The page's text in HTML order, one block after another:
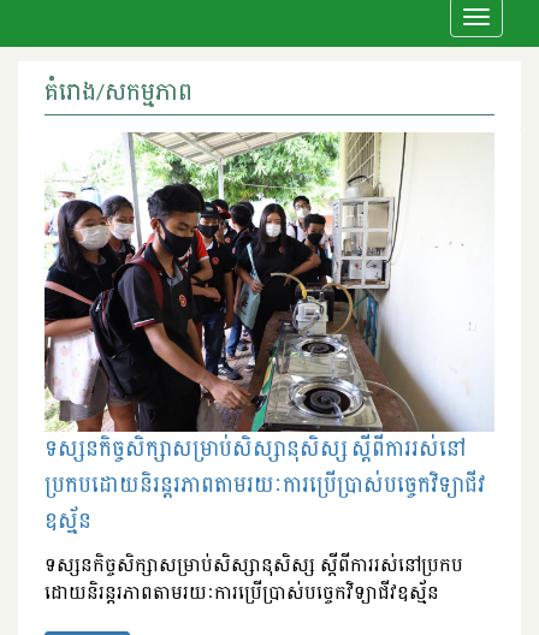
Toggle
គំរោង/សកម្មភាព
ទស្សនកិច្ចសិក្សាសម្រាប់សិស្សានុសិស្ស ​ស្តីពី​ការរស់នៅ
ប្រកបដោយនិរន្តរភាពតាមរយៈការប្រើប្រាស់បច្ចេកវិទ្យាជីវ
ឧស្ម័ន
ទស្សនកិច្ចសិក្សាសម្រាប់សិស្សានុសិស្ស ​ស្តីពី​ការរស់នៅប្រកប
ដោយនិរន្តរភាពតាមរយៈការប្រើប្រាស់បច្ចេកវិទ្យាជីវឧស្ម័ន